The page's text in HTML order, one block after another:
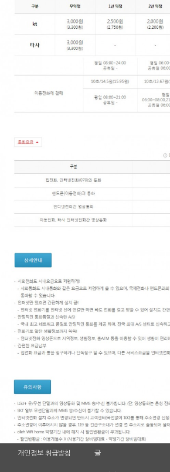
개인정보 취급방침 글